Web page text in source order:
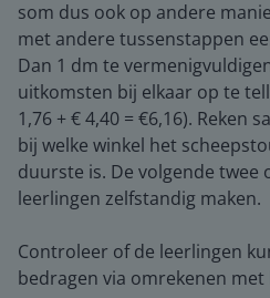
som dus ook op andere
met andere tussenstappen
Dan 1 dm te
uitkomsten bij elkaar op te
1,76 + € 4,40 = €6,16). Reken
bij welke winkel het
duurste is. De volgende twee
leerlingen zelfstandig maken.
Controleer of de leerlingen
bedragen via omrekenen